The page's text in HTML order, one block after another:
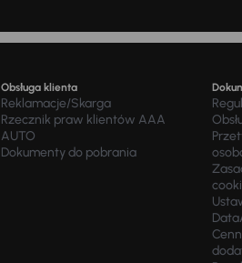
Obsługa klienta
Reklamacje/Skarga
Rzecznik praw klientów AAA
AUTO
Dokumenty do pobrania